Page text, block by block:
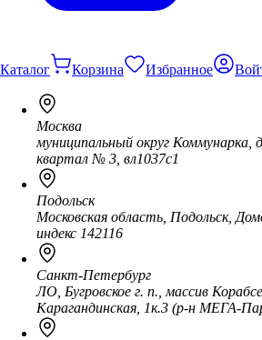
Каталог Корзина Избранное
Москва
муниципальный округ Коммунарка,
квартал № 3, вл1037с1
Подольск
Московская область, Подольск,
индекс 142116
Санкт-Петербург
ЛО, Бугровское г. п., массив
Карагандинская, 1к.3 (р-н МЕГА-